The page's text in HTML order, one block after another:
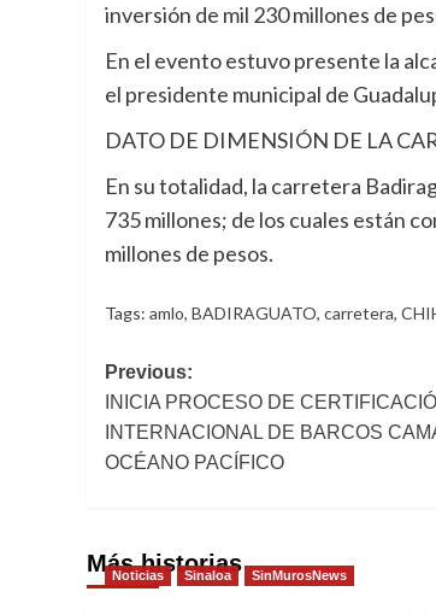
inversión de mil 230 millones de
En el evento estuvo presente la
el presidente municipal de
DATO DE DIMENSIÓN DE LA
En su totalidad, la carretera
735 millones; de los cuales están
millones de pesos.
Tags: amlo, BADIRAGUATO, carretera,
Post
navigation
Previous:
INICIA PROCESO DE
INTERNACIONAL DE BARCOS
OCÉANO PACÍFICO
Más historias
Noticias Sinaloa SinMurosNews